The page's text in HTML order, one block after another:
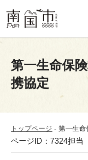
第一生命保
携協定
トップページ -第一生命
ページID：7324担当